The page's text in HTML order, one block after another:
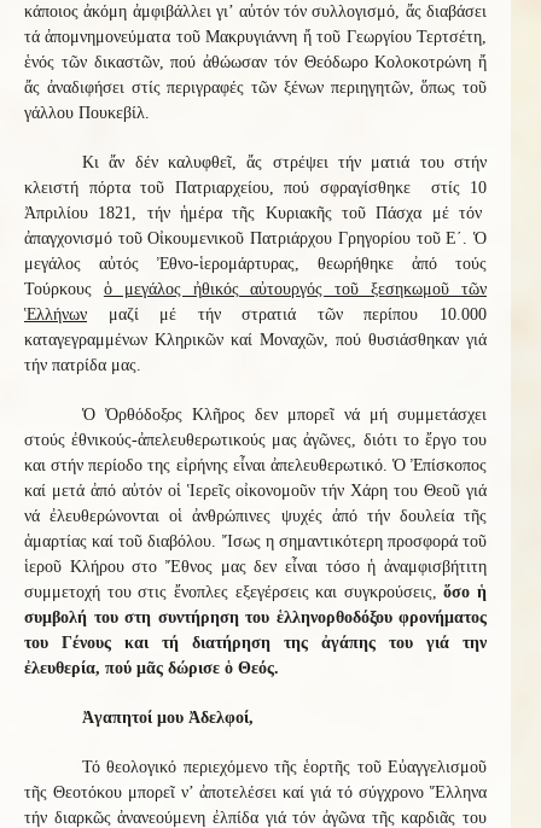
κάποιος ἀκόμη ἀμφιβάλλει γι’ αὐτόν τόν συλλογισμό, ἄς διαβάσει
τά ἀπομνημονεύματα τοῦ Μακρυγιάννη ἤ τοῦ Γεωργίου Τερτσέτη,
ἑνός τῶν δικαστῶν, πού ἀθώωσαν τόν Θεόδωρο Κολοκοτρώνη ἤ
ἄς ἀναδιφήσει στίς περιγραφές τῶν ξένων περιηγητῶν, ὅπως τοῦ
γάλλου Πουκεβίλ.
Κι ἄν δέν καλυφθεῖ, ἄς στρέψει τήν ματιά του στήν
κλειστή πόρτα τοῦ Πατριαρχείου, πού σφραγίσθηκε στίς 10
Ἀπριλίου 1821, τήν ἡμέρα τῆς Κυριακῆς τοῦ Πάσχα μέ τόν
ἀπαγχονισμό τοῦ Οἰκουμενικοῦ Πατριάρχου Γρηγορίου τοῦ Ε΄. Ὁ
μεγάλος αὐτός Ἐθνο-ἱερομάρτυρας, θεωρήθηκε ἀπό τούς
Τούρκους ὁ μεγάλος ἠθικός αὐτουργός τοῦ ξεσηκωμοῦ τῶν
Ἑλλήνων μαζί μέ τήν στρατιά τῶν περίπου 10.000
καταγεγραμμένων Κληρικῶν καί Μοναχῶν, πού θυσιάσθηκαν γιά
τήν πατρίδα μας.
Ὁ Ὀρθόδοξος Κλῆρος δεν μπορεῖ νά μή συμμετάσχει
στούς ἐθνικούς-ἀπελευθερωτικούς μας ἀγῶνες, διότι το ἔργο του
και στήν περίοδο της εἰρήνης εἶναι ἀπελευθερωτικό. Ὁ Ἐπίσκοπος
καί μετά ἀπό αὐτόν οἱ Ἱερεῖς οἰκονομοῦν τήν Χάρη του Θεοῦ γιά
νά ἐλευθερώνονται οἱ ἀνθρώπινες ψυχές ἀπό τήν δουλεία τῆς
ἁμαρτίας καί τοῦ διαβόλου. Ἴσως η σημαντικότερη προσφορά τοῦ
ἱεροῦ Κλήρου στο Ἔθνος μας δεν εἶναι τόσο ἡ ἀναμφισβήτιτη
συμμετοχή του στις ἔνοπλες εξεγέρσεις και συγκρούσεις,ὅσο ἡ
συμβολή του στη συντήρηση του ἑλληνορθοδόξου φρονήματος
του Γένους και τή διατήρηση της ἀγάπης του γιά την
ἐλευθερία, πού μᾶς δώρισε ὁ Θεός.
Ἀγαπητοί μου Ἀδελφοί,
Τό θεολογικό περιεχόμενο τῆς ἑορτῆς τοῦ Εὐαγγελισμοῦ
τῆς Θεοτόκου μπορεῖ ν’ ἀποτελέσει καί γιά τό σύγχρονο Ἕλληνα
τήν διαρκῶς ἀνανεούμενη ἐλπίδα γιά τόν ἀγῶνα τῆς καρδιᾶς του